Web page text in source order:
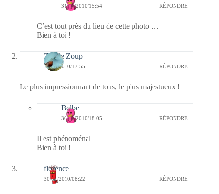
31/01/2010/15:54 RÉPONDRE
C’est tout près du lieu de cette photo …
Bien à toi !
Zip de Zoup
30/01/2010/17:55 RÉPONDRE
Le plus impressionnant de tous, le plus majestueux !
Belbe
30/01/2010/18:05 RÉPONDRE
Il est phénoménal
Bien à toi !
florence
30/01/2010/08:22 RÉPONDRE